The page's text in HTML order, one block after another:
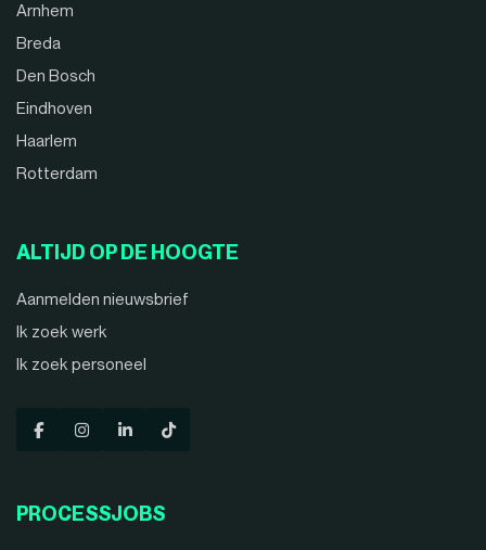
Arnhem
Breda
Den Bosch
Eindhoven
Haarlem
Rotterdam
ALTIJD OP DE HOOGTE
Aanmelden nieuwsbrief
Ik zoek werk
Ik zoek personeel
PROCESSJOBS